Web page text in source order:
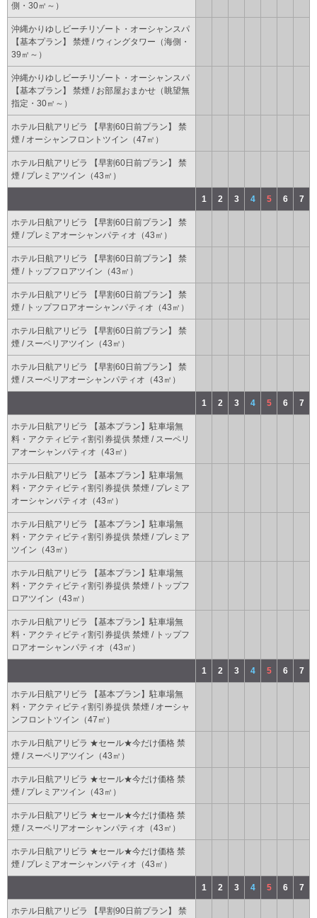
側・30㎡～）
沖縄かりゆしビーチリゾート・オーシャンスパ
【基本プラン】 禁煙 / ウィングタワー（海側・
39㎡～）
沖縄かりゆしビーチリゾート・オーシャンスパ
【基本プラン】 禁煙 / お部屋おまかせ（眺望無
指定・30㎡～）
ホテル日航アリビラ 【早割60日前プラン】 禁
煙 / オーシャンフロントツイン（47㎡）
ホテル日航アリビラ 【早割60日前プラン】 禁
煙 / プレミアツイン（43㎡）
1 2 3 4 5 6 7
ホテル日航アリビラ 【早割60日前プラン】 禁
煙 / プレミアオーシャンパティオ（43㎡）
ホテル日航アリビラ 【早割60日前プラン】 禁
煙 / トップフロアツイン（43㎡）
ホテル日航アリビラ 【早割60日前プラン】 禁
煙 / トップフロアオーシャンパティオ（43㎡）
ホテル日航アリビラ 【早割60日前プラン】 禁
煙 / スーペリアツイン（43㎡）
ホテル日航アリビラ 【早割60日前プラン】 禁
煙 / スーペリアオーシャンパティオ（43㎡）
1 2 3 4 5 6 7
ホテル日航アリビラ 【基本プラン】駐車場無
料・アクティビティ割引券提供 禁煙 / スーペリ
アオーシャンパティオ（43㎡）
ホテル日航アリビラ 【基本プラン】駐車場無
料・アクティビティ割引券提供 禁煙 / プレミア
オーシャンパティオ（43㎡）
ホテル日航アリビラ 【基本プラン】駐車場無
料・アクティビティ割引券提供 禁煙 / プレミア
ツイン（43㎡）
ホテル日航アリビラ 【基本プラン】駐車場無
料・アクティビティ割引券提供 禁煙 / トップフ
ロアツイン（43㎡）
ホテル日航アリビラ 【基本プラン】駐車場無
料・アクティビティ割引券提供 禁煙 / トップフ
ロアオーシャンパティオ（43㎡）
1 2 3 4 5 6 7
ホテル日航アリビラ 【基本プラン】駐車場無
料・アクティビティ割引券提供 禁煙 / オーシャ
ンフロントツイン（47㎡）
ホテル日航アリビラ ★セール★今だけ価格 禁
煙 / スーペリアツイン（43㎡）
ホテル日航アリビラ ★セール★今だけ価格 禁
煙 / プレミアツイン（43㎡）
ホテル日航アリビラ ★セール★今だけ価格 禁
煙 / スーペリアオーシャンパティオ（43㎡）
ホテル日航アリビラ ★セール★今だけ価格 禁
煙 / プレミアオーシャンパティオ（43㎡）
1 2 3 4 5 6 7
ホテル日航アリビラ 【早割90日前プラン】 禁